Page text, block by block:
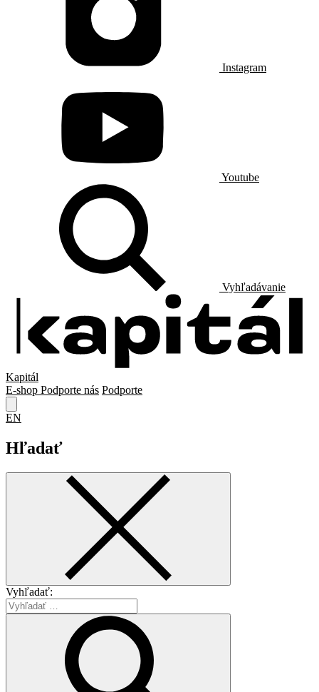
Instagram
Youtube
Vyhľadávanie
Kapitál
E-shop Podporte nás Podporte
EN
Hľadať
Vyhľadať: